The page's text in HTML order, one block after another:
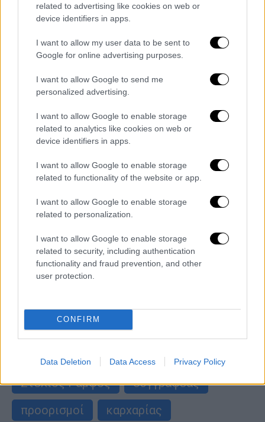
related to advertising like cookies on web or
device identifiers in apps.
I want to allow my user data to be sent to
Google for online advertising purposes.
I want to allow Google to send me
personalized advertising.
I want to allow Google to enable storage
related to analytics like cookies on web or
device identifiers in apps.
I want to allow Google to enable storage
related to functionality of the website or app.
I want to allow Google to enable storage
related to personalization.
I want to allow Google to enable storage
related to security, including authentication
functionality and fraud prevention, and other
user protection.
CONFIRM
Data Deletion Data Access Privacy Policy
Ελλάδα|10.08.2026 14:10
Φωτιά στον Κουβαρά: Υπό έλεγχο το
μέτωπο - Η στιγμή του απεγκλωβισμού
ηλικιωμένης
Η φωτιά πρόλαβε να κάψει δύο
περισσότερα άρθρα
ΑΛΛΑ #TAGS
Στέλιος Ράμφος
συγγραφέας
προορισμοί
καρχαρίας